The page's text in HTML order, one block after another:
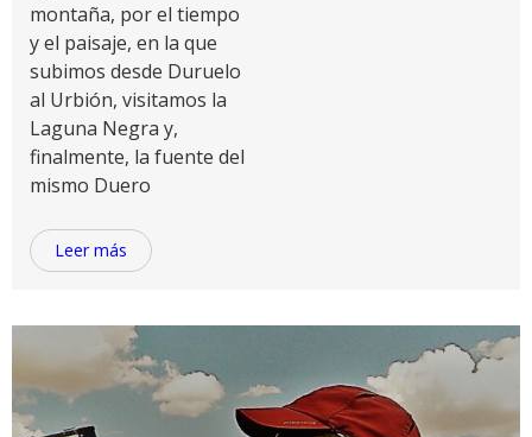
montaña, por el tiempo
y el paisaje, en la que
subimos desde Duruelo
al Urbión, visitamos la
Laguna Negra y,
finalmente, la fuente del
mismo Duero
Leer más